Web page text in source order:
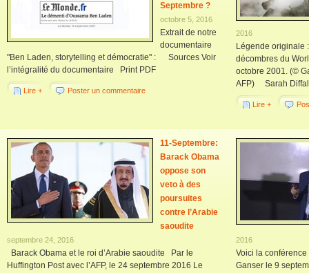
Septembre ?
octobre 5, 2016
Extrait de notre
documentaire
"Ben Laden, storytelling et démocratie" : Sources Voir
l’intégralité du documentaire Print PDF
Lire + Poster un commentaire
2016
Légende originale
décombres du
octobre 2001. (©
AFP) Sarah
Lire +
11-Septembre:
Barack Obama
oppose son
veto à des
poursuites
contre l’Arabie
saoudite
septembre 24, 2016
Barack Obama et le roi d’Arabie saoudite Par le
Huffington Post avec l’AFP, le 24 septembre 2016 Le
2016
Voici la
Ganser le 9